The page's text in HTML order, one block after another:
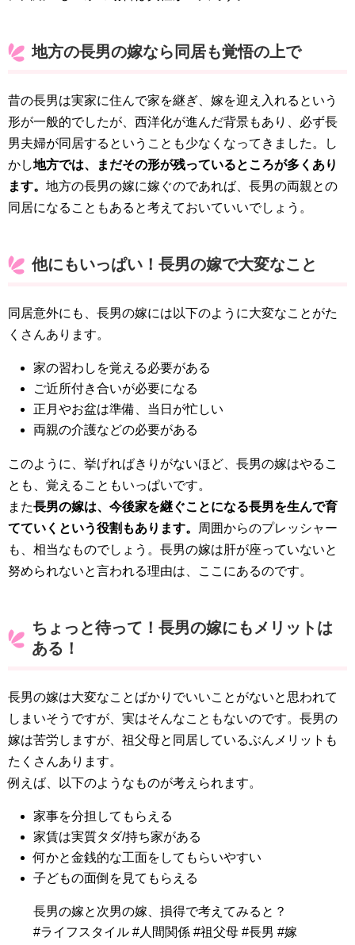
地方の長男の嫁なら同居も覚悟の上で
昔の長男は実家に住んで家を継ぎ、嫁を迎え入れるという
形が一般的でしたが、西洋化が進んだ背景もあり、必ず長
男夫婦が同居するということも少なくなってきました。し
かし地方では、まだその形が残っているところが多くあり
ます。 地方の長男の嫁に嫁ぐのであれば、長男の両親との
同居になることもあると考えておいていいでしょう。
他にもいっぱい！長男の嫁で大変なこと
同居意外にも、長男の嫁には以下のように大変なことがた
くさんあります。
家の習わしを覚える必要がある
ご近所付き合いが必要になる
正月やお盆は準備、当日が忙しい
両親の介護などの必要がある
このように、挙げればきりがないほど、長男の嫁はやるこ
とも、覚えることもいっぱいです。
また長男の嫁は、今後家を継ぐことになる長男を生んで育
てていくという役割もあります。
周囲からのプレッシャー
も、相当なものでしょう。長男の嫁は肝が座っていないと
努められないと言われる理由は、ここにあるのです。
ちょっと待って！長男の嫁にもメリットは
ある！
長男の嫁は大変なことばかりでいいことがないと思われて
しまいそうですが、実はそんなこともないのです。長男の
嫁は苦労しますが、祖父母と同居しているぶんメリットも
たくさんあります。
例えば、以下のようなものが考えられます。
家事を分担してもらえる
家賃は実質タダ/持ち家がある
何かと金銭的な工面をしてもらいやすい
子どもの面倒を見てもらえる
長男の嫁と次男の嫁、損得で考えてみると？
#ライフスタイル #人間関係 #祖父母 #長男 #嫁